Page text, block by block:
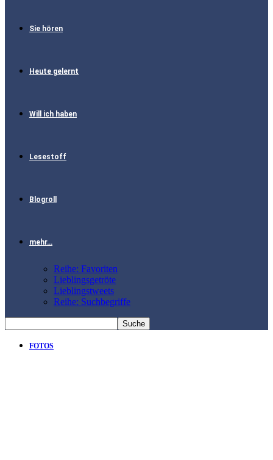
Sie hören
Heute gelernt
Will ich haben
Lesestoff
Blogroll
mehr…
Reihe: Favoriten
Lieblingsgetröte
Lieblingstweets
Reihe: Suchbegriffe
FOTOS